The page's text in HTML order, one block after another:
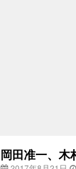
岡田准一、木